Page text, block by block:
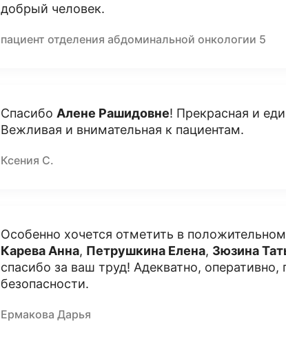
добрый человек.
пациент отделения абдоминальной онкологии 5
Спасибо Алене Рашидовне! Прекрасная и
Вежливая и внимательная к пациентам.
Ксения С.
Особенно хочется отметить в
Карева Анна, Петрушкина Елена, Зюзина
спасибо за ваш труд! Адекватно,
безопасности.
Ермакова Дарья